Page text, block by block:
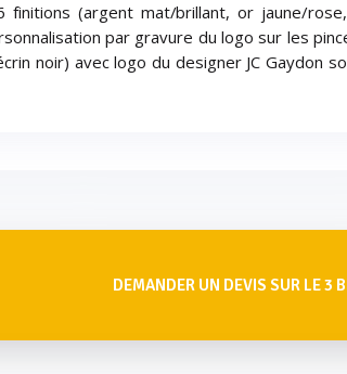
finitions (argent mat/brillant, or jaune/
par gravure du logo sur les
noir) avec logo du designer JC Gaydon
DEMANDER UN DEVIS SUR LE 3